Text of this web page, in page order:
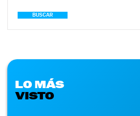
BUSCAR
LO MÁS
VISTO